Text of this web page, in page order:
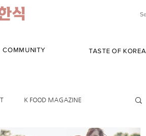
COMMUNITY TASTE OF KOREA
K FOOD MAGAZINE